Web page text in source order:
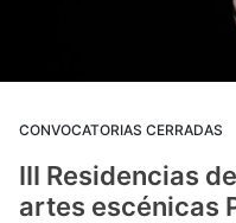
CONVOCATORIAS CERRADAS
III Residencias
artes escénicas